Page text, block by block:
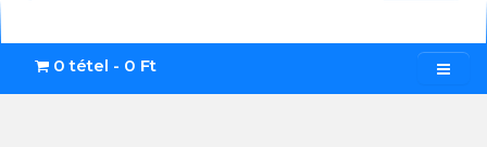
0 tétel - 0 Ft